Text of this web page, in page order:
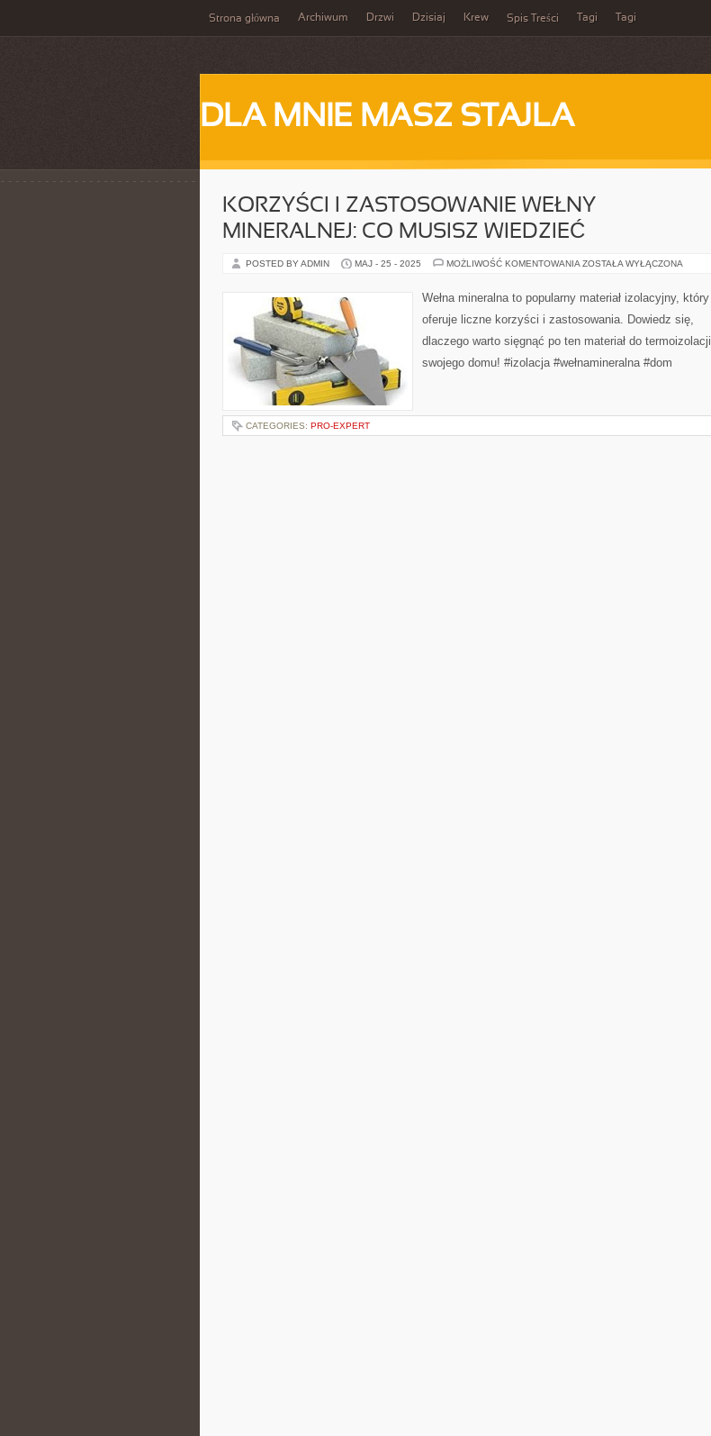
Strona główna Archiwum Drzwi Dzisiaj Krew Spis Treści Tagi Tagi
DLA MNIE MASZ STAJLA
KORZYŚCI I ZASTOSOWANIE WEŁNY
MINERALNEJ: CO MUSISZ WIEDZIEĆ
POSTED BY ADMIN MAJ - 25 - 2025 MOŻLIWOŚĆ KOMENTOWANIA KORZYŚCI
WEŁNY
MINERALNEJ:
MUSISZ
ZOSTAŁA WYŁĄCZONA
Wełna mineralna to popularny materiał izolacyjny, który
oferuje liczne korzyści i zastosowania. Dowiedz się,
dlaczego warto sięgnąć po ten materiał do termoizolacji
swojego domu! #izolacja #wełnamineralna #dom
CATEGORIES: PRO-EXPERT